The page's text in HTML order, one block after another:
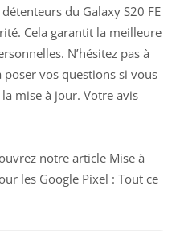
du Galaxy S20 FE
Cela garantit la meilleure
N’hésitez pas à
vos questions si vous
mise à jour. Votre avis
notre article Mise à
les Google Pixel : Tout ce